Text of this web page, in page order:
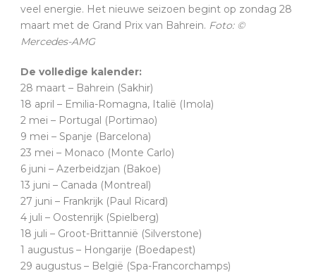
veel energie. Het nieuwe seizoen begint op zondag 28
maart met de Grand Prix van Bahrein. Foto: ©
Mercedes-AMG
De volledige kalender:
28 maart – Bahrein (Sakhir)
18 april – Emilia-Romagna, Italië (Imola)
2 mei – Portugal (Portimao)
9 mei – Spanje (Barcelona)
23 mei – Monaco (Monte Carlo)
6 juni – Azerbeidzjan (Bakoe)
13 juni – Canada (Montreal)
27 juni – Frankrijk (Paul Ricard)
4 juli – Oostenrijk (Spielberg)
18 juli – Groot-Brittannië (Silverstone)
1 augustus – Hongarije (Boedapest)
29 augustus – België (Spa-Francorchamps)